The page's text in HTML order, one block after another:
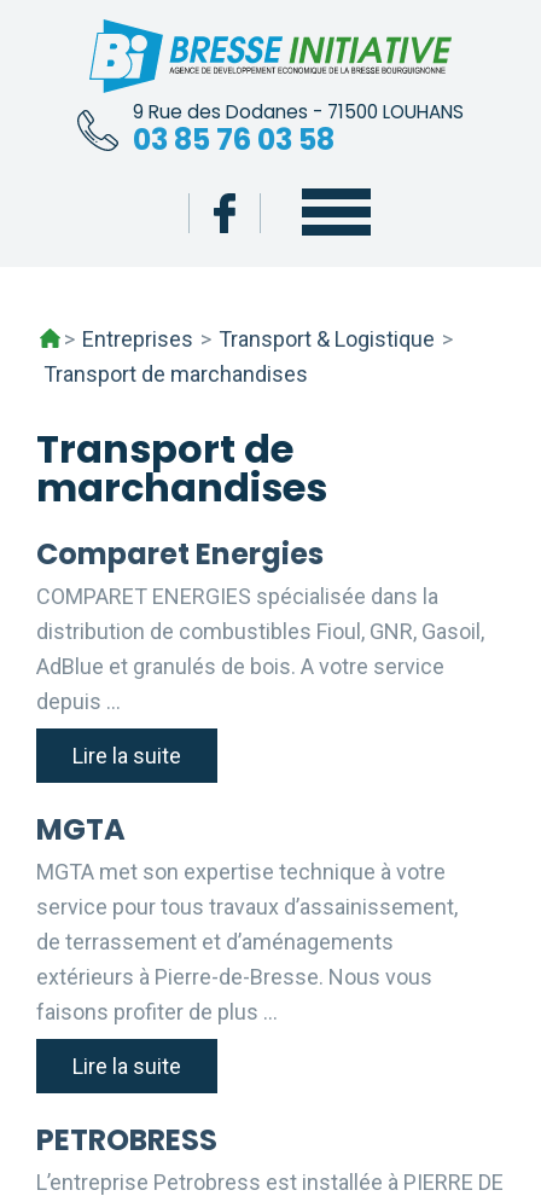
9 Rue des Dodanes - 71500 LOUHANS
03 85 76 03 58
> Entreprises > Transport & Logistique >
Transport de marchandises
Transport de
marchandises
Comparet Energies
COMPARET ENERGIES spécialisée dans la
distribution de combustibles Fioul, GNR, Gasoil,
AdBlue et granulés de bois. A votre service
depuis …
Lire la suite
MGTA
MGTA met son expertise technique à votre
service pour tous travaux d’assainissement,
de terrassement et d’aménagements
extérieurs à Pierre-de-Bresse. Nous vous
faisons profiter de plus …
Lire la suite
PETROBRESS
L’entreprise Petrobress est installée à PIERRE DE